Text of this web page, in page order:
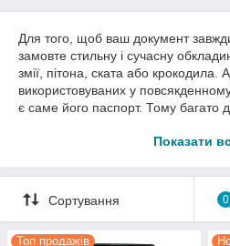
Для того, щоб ваш документ
замовте стильну і сучасну
змії, пітона, ската або крокодила.
використовуваних у
є саме його паспорт. Тому багато
експлуатації книжечка зношується,
аксесуари, як обкладинки на
доповненням до образу ділової
особливий лиск.
Показати
Сортування 0
Топ продажів